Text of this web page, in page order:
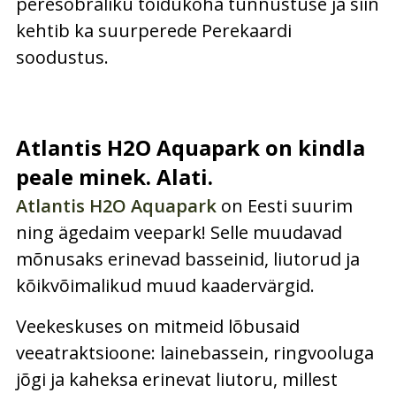
kehtib ka suurperede Perekaardi
soodustus.
Atlantis H2O Aquapark on kindla
peale minek. Alati.
Atlantis H2O Aquapark on Eesti suurim
ning ägedaim veepark! Selle muudavad
mõnusaks erinevad basseinid, liutorud ja
kõikvõimalikud muud kaadervärgid.
Veekeskuses on mitmeid lõbusaid
veeatraktsioone: lainebassein, ringvooluga
jõgi ja kaheksa erinevat liutoru, millest